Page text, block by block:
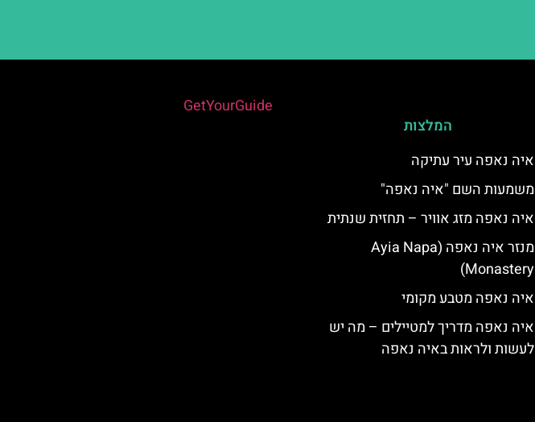
המלצות
איה נאפה עיר עתיקה
משמעות השם "איה נאפה"
איה נאפה מזג אוויר – תחזית שנתית
מנזר איה נאפה (Ayia Napa
Monastery)
איה נאפה מטבע מקומי
איה נאפה מדריך למטיילים – מה יש
לעשות ולראות באיה נאפה
GetYourGuide